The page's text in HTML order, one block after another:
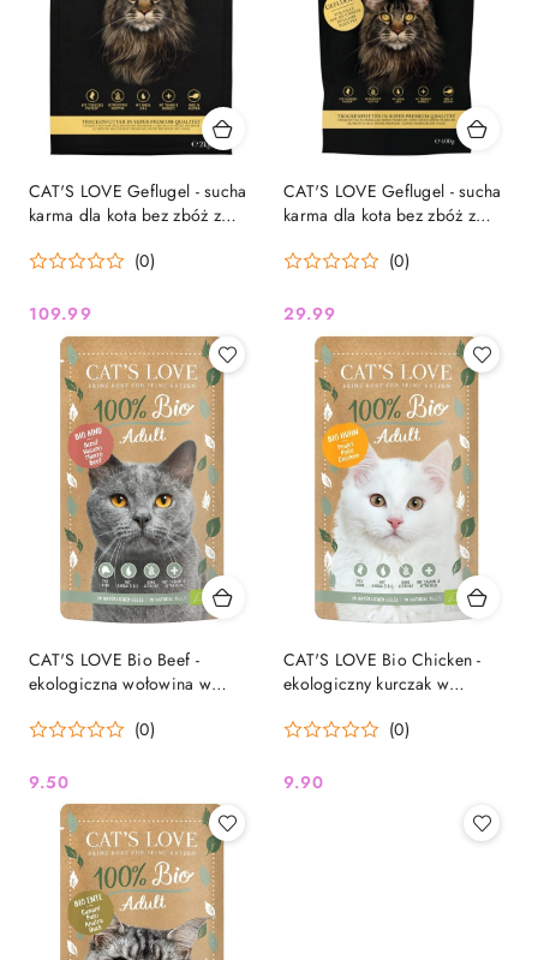
CAT'S LOVE Geflugel - sucha
karma dla kota bez zbóż z
(0)
Cena:
109.99
CAT'S LOVE Geflugel - sucha
karma dla kota bez zbóż z
(0)
Cena:
29.99
CAT'S LOVE Bio Beef -
ekologiczna wołowina w
(0)
Cena:
9.50
CAT'S LOVE Bio Chicken -
ekologiczny kurczak w
(0)
Cena:
9.90